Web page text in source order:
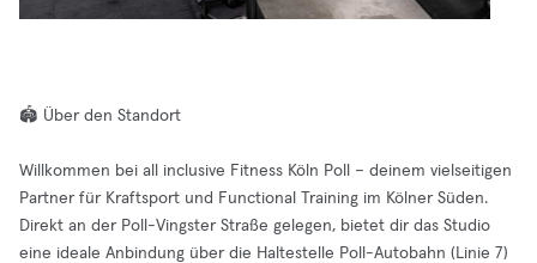
🏟️ Über den Standort
Willkommen bei all inclusive Fitness Köln Poll – deinem vielseitigen
Partner für Kraftsport und Functional Training im Kölner Süden.
Direkt an der Poll-Vingster Straße gelegen, bietet dir das Studio
eine ideale Anbindung über die Haltestelle Poll-Autobahn (Linie 7)